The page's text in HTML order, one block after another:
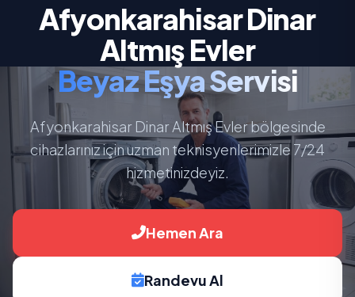
Afyonkarahisar Dinar
Altmış Evler
Beyaz Eşya Servisi
Afyonkarahisar Dinar Altmış Evler bölgesinde
cihazlarınız için uzman teknisyenlerimizle 7/24
hizmetinizdeyiz.
Hemen Ara
Randevu Al